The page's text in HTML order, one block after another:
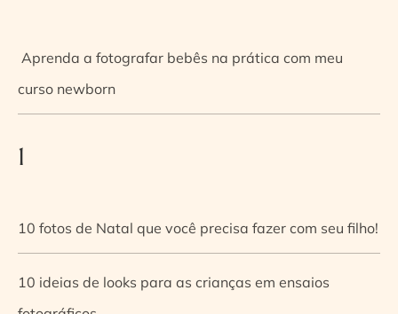
Aprenda a fotografar bebês na prática com meu
curso newborn
1
10 fotos de Natal que você precisa fazer com seu filho!
10 ideias de looks para as crianças em ensaios